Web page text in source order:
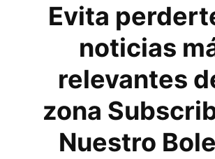
Evita
noticias
relevantes
zona
Nuestro